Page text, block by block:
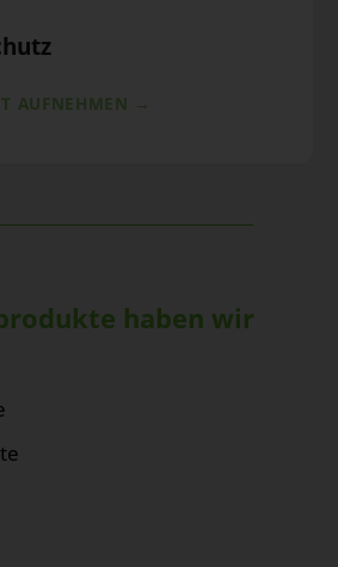
AUFNEHMEN →
haben wir